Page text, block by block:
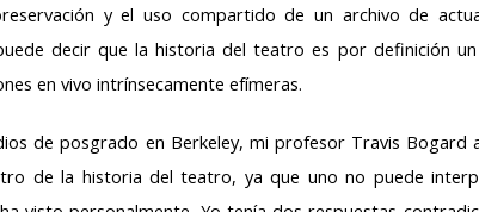
y el uso compartido de un archivo de
decir que la historia del teatro es por definición
en vivo intrínsecamente efímeras.
de posgrado en Berkeley, mi profesor Travis Bogard
de la historia del teatro, ya que uno no puede